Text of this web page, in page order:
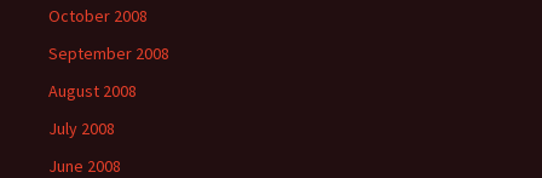
October 2008
September 2008
August 2008
July 2008
June 2008